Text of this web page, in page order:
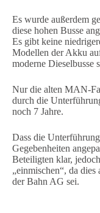
Es wurde außerdem
diese hohen Busse
Es gibt keine
Modellen der Akku
moderne Dieselbusse
Nur die alten MAN-
durch die
noch 7 Jahre.
Dass die
Gegebenheiten
Beteiligten klar,
„einmischen“, da
der Bahn AG sei.